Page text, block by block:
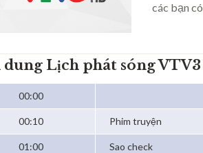
các bạn
dung Lịch phát sóng
00:00
00:10 Phim truyện
01:00 Sao check